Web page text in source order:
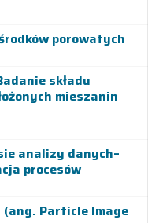
porowatych
składu
mieszanin
analizy danych–
procesów
Particle Image